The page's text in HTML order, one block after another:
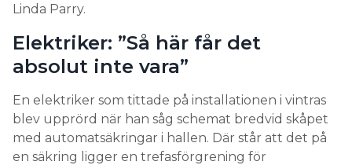
Linda Parry.
Elektriker: ”Så här får det
absolut inte vara”
En elektriker som tittade på installationen i vintras
blev upprörd när han såg schemat bredvid skåpet
med automatsäkringar i hallen. Där står att det på
en säkring ligger en trefasförgrening för